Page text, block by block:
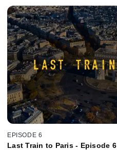
EPISODE 6
Last Train to Paris - Episode 6